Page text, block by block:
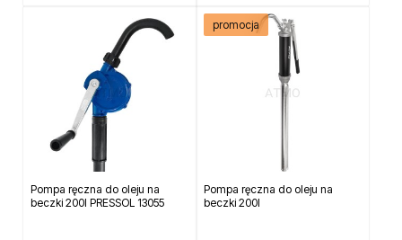
Pompa ręczna do oleju na
beczki 200l PRESSOL 13055
Pompa ręczna do oleju na
beczki 200l
promocja